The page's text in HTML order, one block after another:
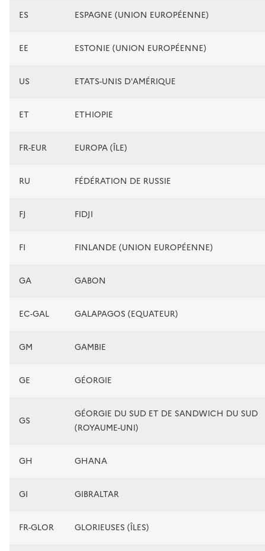
ES ESPAGNE (UNION EUROPÉENNE)
EE ESTONIE (UNION EUROPÉENNE)
US ETATS-UNIS D'AMÉRIQUE
ET ETHIOPIE
FR-EUR EUROPA (ÎLE)
RU FÉDÉRATION DE RUSSIE
FJ FIDJI
FI FINLANDE (UNION EUROPÉENNE)
GA GABON
EC-GAL GALAPAGOS (EQUATEUR)
GM GAMBIE
GE GÉORGIE
GS
GÉORGIE DU SUD ET DE SANDWICH DU SUD
(ROYAUME-UNI)
GH GHANA
GI GIBRALTAR
FR-GLOR GLORIEUSES (ÎLES)